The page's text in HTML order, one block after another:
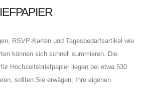
RSVP-Karten und Tagesbedarfsartikel wie
können sich schnell summieren. Die
Hochzeitsbriefpapier liegen bei etwa 530
sollten Sie erwägen, Ihre eigenen